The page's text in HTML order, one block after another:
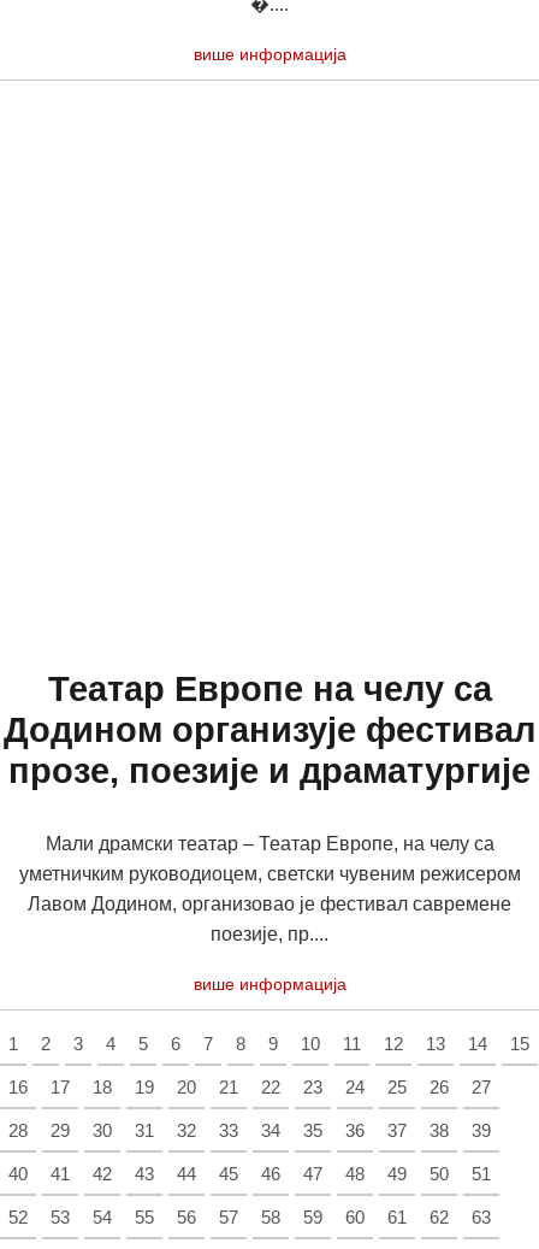
�....
више информација
Театар Европе на челу са
Додином организује фестивал
прозе, поезије и драматургије
Мали драмски театар – Театар Европе, на челу са
уметничким руководиоцем, светски чувеним режисером
Лавом Додином, организовао је фестивал савремене
поезије, пр....
више информација
1 2 3 4 5 6 7 8 9 10 11 12 13 14 15
16 17 18 19 20 21 22 23 24 25 26 27
28 29 30 31 32 33 34 35 36 37 38 39
40 41 42 43 44 45 46 47 48 49 50 51
52 53 54 55 56 57 58 59 60 61 62 63